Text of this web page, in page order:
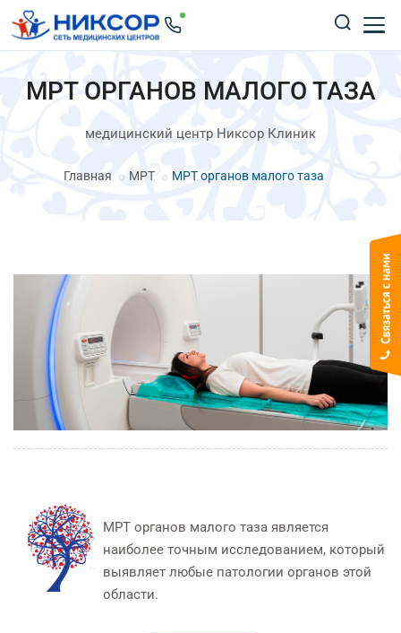
МРТ ОРГАНОВ МАЛОГО ТАЗА
медицинский центр Никсор Клиник
Главная МРТ МРТ органов малого таза
МРТ органов малого таза является
наиболее точным исследованием, который
выявляет любые патологии органов этой
области.